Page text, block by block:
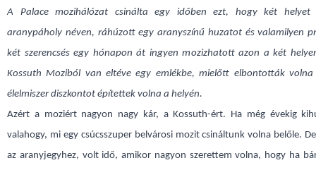
A Palace mozihálózat csinálta egy időben ezt, hogy két helyet
aranypáholy néven, ráhúzott egy aranyszínű huzatot és valamilyen
két szerencsés egy hónapon át ingyen mozizhatott azon a két
Kossuth Moziból van eltéve egy emlékbe, mielőtt elbontották
élelmiszer diszkontot építettek volna a helyén.
Azért a moziért nagyon nagy kár, a Kossuth-ért. Ha még évekig
valahogy, mi egy csúcsszuper belvárosi mozit csináltunk volna belőle.
az aranyjegyhez, volt idő, amikor nagyon szerettem volna, hogy ha